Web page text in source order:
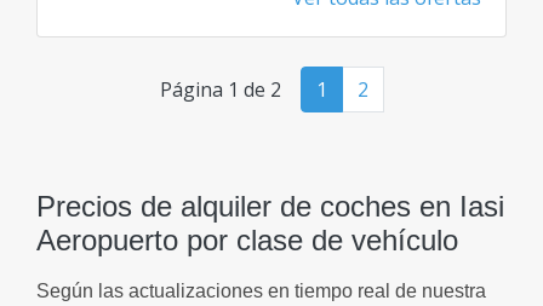
Página 1 de 2 1 2
Precios de alquiler de coches en Iasi
Aeropuerto por clase de vehículo
Según las actualizaciones en tiempo real de nuestra